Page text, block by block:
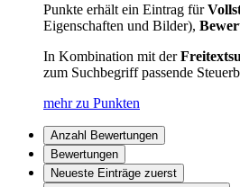
Punkte erhält ein Eintrag für
Eigenschaften und Bilder),
In Kombination mit der
zum Suchbegriff passende
mehr zu Punkten
Anzahl Bewertungen
Bewertungen
Neueste Einträge zuerst